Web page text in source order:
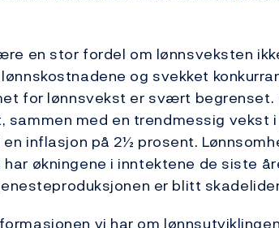
en stor fordel om lønnsveksten
og svekket
for lønnsvekst er svært begrenset.
sammen med en trendmessig vekst
inflasjon på 2½ prosent.
har økningene i inntektene de siste
er blitt
vi har om